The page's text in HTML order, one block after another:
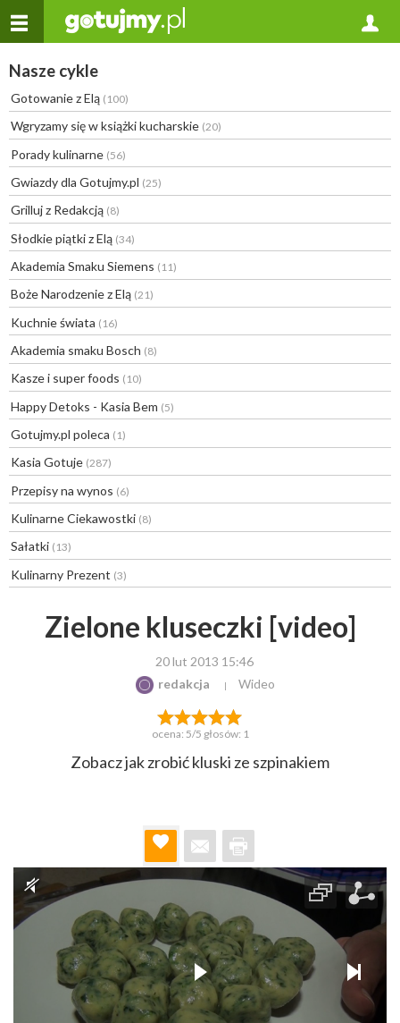
Nasze cykle
Gotowanie z Elą (100)
Wgryzamy się w książki kucharskie (20)
Porady kulinarne (56)
Gwiazdy dla Gotujmy.pl (25)
Grilluj z Redakcją (8)
Słodkie piątki z Elą (34)
Akademia Smaku Siemens (11)
Boże Narodzenie z Elą (21)
Kuchnie świata (16)
Akademia smaku Bosch (8)
Kasze i super foods (10)
Happy Detoks - Kasia Bem (5)
Gotujmy.pl poleca (1)
Kasia Gotuje (287)
Przepisy na wynos (6)
Kulinarne Ciekawostki (8)
Sałatki (13)
Kulinarny Prezent (3)
Zielone kluseczki [video]
20 lut 2013 15:46
redakcja
Wideo
ocena: 5/5 głosów: 1
Zobacz jak zrobić kluski ze szpinakiem